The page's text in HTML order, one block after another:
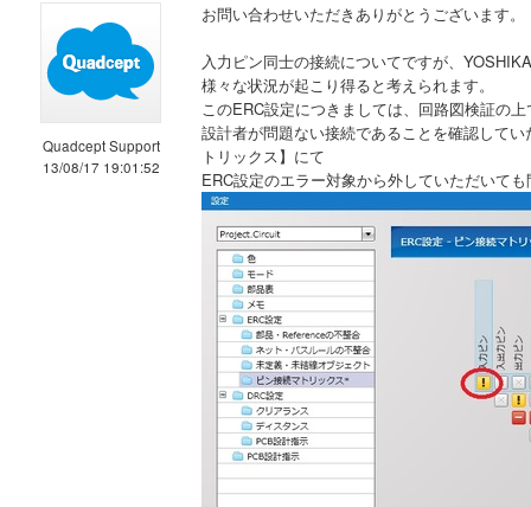
Quadcept Support
13/08/17 19:01:52
お問い合わせいただきありがとうございます。
入力ピン同士の接続についてですが、
様々な状況が起こり得ると考えられます。
このERC設定につきましては、回路図検証の
設計者が問題ない接続であることを確認して
トリックス】にて
ERC設定のエラー対象から外していただいて